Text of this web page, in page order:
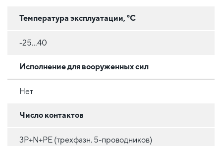
Температура эксплуатации, °C
-25...40
Исполнение для вооруженных сил
Нет
Число контактов
3P+N+PE (трехфазн. 5-проводников)